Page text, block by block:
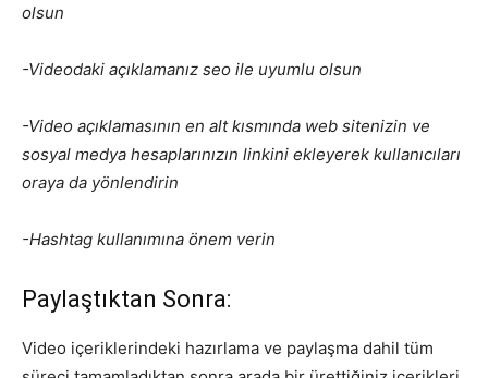
olsun
-Videodaki açıklamanız seo ile uyumlu olsun
-Video açıklamasının en alt kısmında web sitenizin ve
sosyal medya hesaplarınızın linkini ekleyerek kullanıcıları
oraya da yönlendirin
-Hashtag kullanımına önem verin
Paylaştıktan Sonra:
Video içeriklerindeki hazırlama ve paylaşma dahil tüm